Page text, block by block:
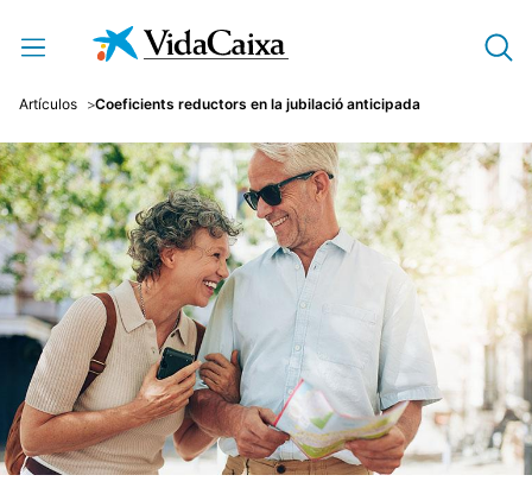
Salta al contingut principal
Artículos Coeficients reductors en la jubilació anticipada